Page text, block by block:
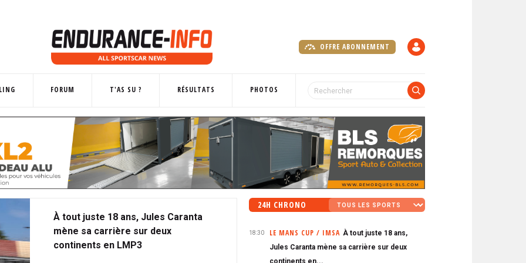
OFFRE ABONNEMENT
FORUM T'AS SU ? RÉSULTATS PHOTOS
À tout juste 18 ans, Jules Caranta
mène sa carrière sur deux
continents en LMP3
24H CHRONO
18:30 LE MANS CUP / IMSA À tout juste 18 ans,
Jules Caranta mène sa carrière sur deux
continents en...